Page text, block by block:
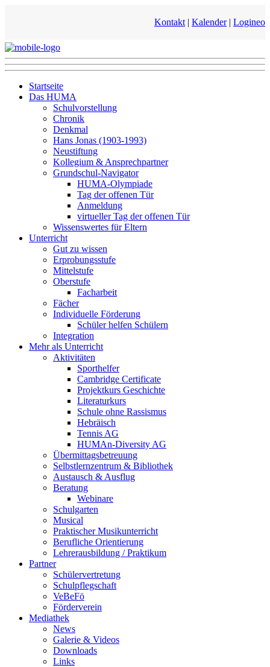
Kontakt | Kalender| Logineo
Startseite
Das HUMA
Schulvorstellung
Chronik
Denkmal
Hans Jonas (1903-1993)
Neustiftung
Kollegium & Ansprechpartner
Grundschul-Navigator
HUMA-Olympiade
Tag der offenen Tür
Anmeldung
virtueller Tag der offenen Tür
Wissenswertes für Eltern
Unterricht
Gut zu wissen
Erprobungsstufe
Mittelstufe
Oberstufe
Facharbeit
Fächer
Individuelle Förderung
Schüler helfen Schülern
Integration
Mehr als Unterricht
Aktivitäten
Sporthelfer
Cambridge Certificate
Projektkurs Geschichte
Literaturkurs
Schule ohne Rassismus
Hebräisch
Tennis AG
HUMAn-Diversity AG
Übermittagsbetreuung
Selbstlernzentrum & Bibliothek
Austausch & Ausflug
Beratung
Webinare
Schulgarten
Musical
Praktischer Musikunterricht
Berufliche Orientierung
Lehrerausbildung / Praktikum
Partner
Schülervertretung
Schulpflegschaft
VeBeFö
Förderverein
Mediathek
News
Galerie & Videos
Downloads
Links